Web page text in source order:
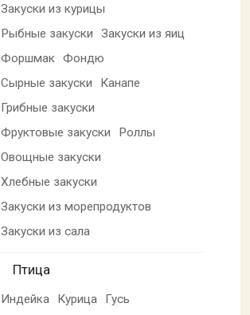
Закуски из курицы
Рыбные закуски
Закуски из яиц
Форшмак Фондю
Сырные закуски
Канапе
Грибные закуски
Фруктовые закуски
Роллы
Овощные закуски
Хлебные закуски
Закуски из морепродуктов
Закуски из сала
Птица
Индейка Курица
Гусь